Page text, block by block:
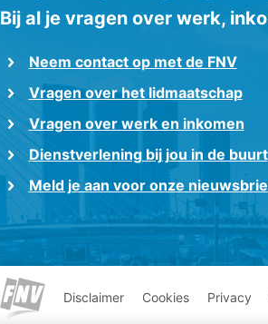
Bij al je vragen over werk,
Neem contact op met de FNV
Vragen over het lidmaatschap
Vragen over werk en inkomen
Dienstverlening bij jou in de buurt
Meld je aan voor onze
Disclaimer Cookies Privacy